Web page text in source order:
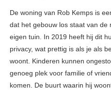
De woning van Rob Kemps is
dat het gebouw los staat van de
eigen tuin. In 2019 heeft hij dit
privacy, wat prettig is als je als
woont. Kinderen kunnen
genoeg plek voor familie of
komen. De buurt waarin hij